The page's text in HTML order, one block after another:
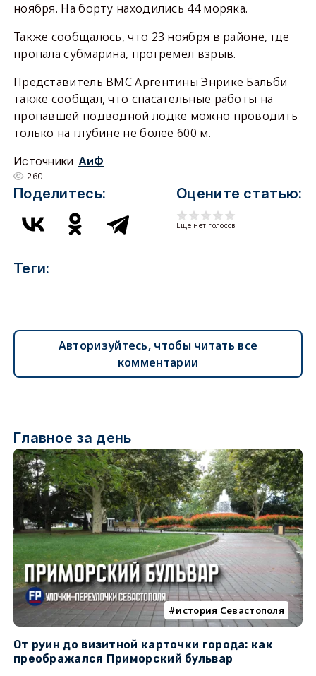
ноября. На борту находились 44 моряка.
Также сообщалось, что 23 ноября в районе, где
пропала субмарина, прогремел взрыв.
Представитель ВМС Аргентины Энрике Бальби
также сообщал, что спасательные работы на
пропавшей подводной лодке можно проводить
только на глубине не более 600 м.
Источники АиФ
260
Поделитесь: Оцените статью:
Еще нет голосов
Теги:
Авторизуйтесь, чтобы читать все
комментарии
Главное за день
история Севастополя
От руин до визитной карточки города: как
преображался Приморский бульвар